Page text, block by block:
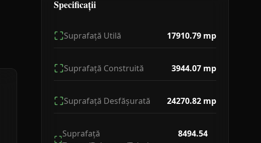
Specificații
Suprafață Utilă 17910.79mp
Suprafață Construită 3944.07mp
Suprafață Desfășurată 24270.82mp
Suprafață
8494.54